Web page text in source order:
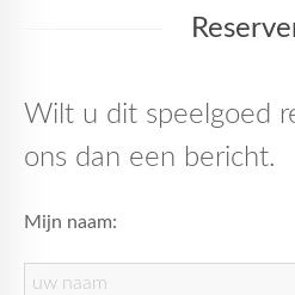
Wilt u dit speelgoed
ons dan een bericht.
Mijn naam: